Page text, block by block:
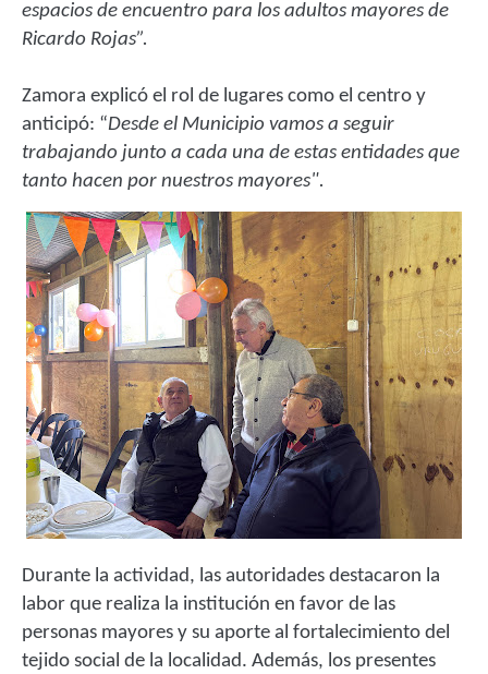
espacios de encuentro para los adultos mayores de
Ricardo Rojas”.
Zamora explicó el rol de lugares como el centro y
anticipó: “Desde el Municipio vamos a seguir
trabajando junto a cada una de estas entidades que
tanto hacen por nuestros mayores".
Durante la actividad, las autoridades destacaron la
labor que realiza la institución en favor de las
personas mayores y su aporte al fortalecimiento del
tejido social de la localidad. Además, los presentes